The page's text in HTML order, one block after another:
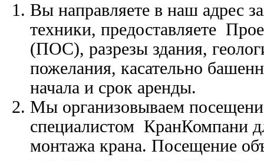
Вы направляете в наш адрес
техники, предоставляете
(ПОС), разрезы здания,
пожелания, касательно
начала и срок аренды.
Мы организовываем
специалистом КранКомпани
монтажа крана. Посещение